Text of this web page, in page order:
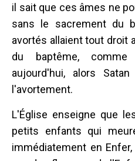
il sait que ces âmes ne
sans le sacrement du
avortés allaient tout droit
du baptême,
aujourd'hui, alors
l'avortement.
L'Église enseigne que
petits enfants qui
immédiatement en